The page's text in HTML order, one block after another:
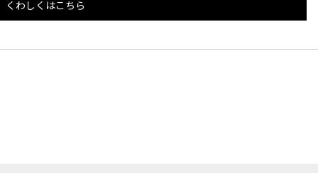
くわしくはこちら